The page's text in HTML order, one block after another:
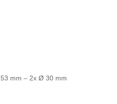
mm – 2x Ø 30 mm